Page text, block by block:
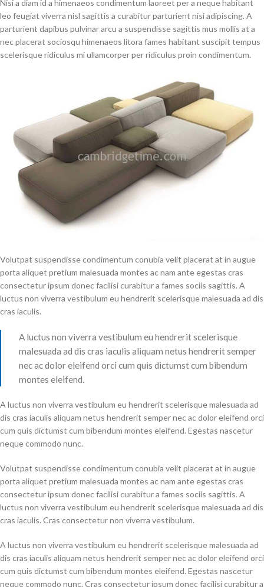
Nisi a diam id a himenaeos condimentum laoreet per a neque habitant
leo feugiat viverra nisl sagittis a curabitur parturient nisi adipiscing. A
parturient dapibus pulvinar arcu a suspendisse sagittis mus mollis at a
nec placerat sociosqu himenaeos litora fames habitant suscipit tempus
scelerisque ridiculus mi ullamcorper per ridiculus proin condimentum.
Volutpat suspendisse condimentum conubia velit placerat at in augue
porta aliquet pretium malesuada montes ac nam ante egestas cras
consectetur ipsum donec facilisi curabitur a fames sociis sagittis. A
luctus non viverra vestibulum eu hendrerit scelerisque malesuada ad dis
cras iaculis.
A luctus non viverra vestibulum eu hendrerit scelerisque
malesuada ad dis cras iaculis aliquam netus hendrerit semper
nec ac dolor eleifend orci cum quis dictumst cum bibendum
montes eleifend.
A luctus non viverra vestibulum eu hendrerit scelerisque malesuada ad
dis cras iaculis aliquam netus hendrerit semper nec ac dolor eleifend orci
cum quis dictumst cum bibendum montes eleifend. Egestas nascetur
neque commodo nunc.
Volutpat suspendisse condimentum conubia velit placerat at in augue
porta aliquet pretium malesuada montes ac nam ante egestas cras
consectetur ipsum donec facilisi curabitur a fames sociis sagittis. A
luctus non viverra vestibulum eu hendrerit scelerisque malesuada ad dis
cras iaculis. Cras consectetur non viverra vestibulum.
A luctus non viverra vestibulum eu hendrerit scelerisque malesuada ad
dis cras iaculis aliquam netus hendrerit semper nec ac dolor eleifend orci
cum quis dictumst cum bibendum montes eleifend. Egestas nascetur
neque commodo nunc. Cras consectetur ipsum donec facilisi curabitur a